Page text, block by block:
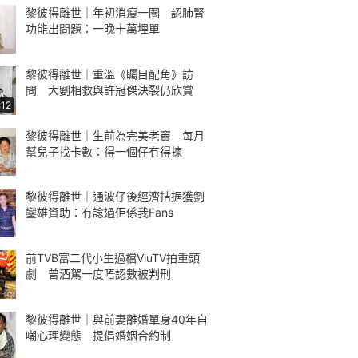
黎彼得離世｜年初消瘦一圈 認肺腎
功能出問題：一晚十萬埋單
黎彼得離世｜重溫《矚目配角》訪
問 大劉相救與許冠傑決裂仍欣賞
黎彼得離世｜生前為完美老竇 每月
幫兒子找卡數：得一個仔冇得揀
黎彼得離世｜通波仔後經濟拮据獲劉
鑾雄資助：冇諗過佢係我Fans
前TVB富二代小生過檔ViuTV拍重頭
劇 曾酒駕一度唔認數被判刑
黎彼得離世｜與前妻離婚單身40年自
嘲心理變態 提倡婚姻合約制